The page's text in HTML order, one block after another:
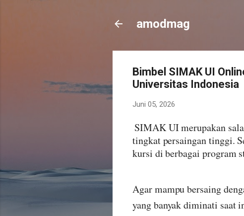
amodmag
Bimbel SIMAK UI
Universitas Indonesia
Juni 05, 2026
SIMAK UI merupakan
tingkat persaingan tinggi.
kursi di berbagai program
Agar mampu bersaing
yang banyak diminati saat